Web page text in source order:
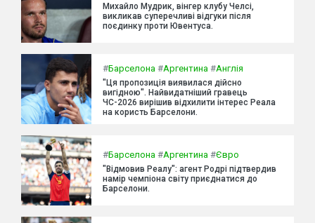
Михайло Мудрик, вінгер клубу Челсі,
викликав суперечливі відгуки після
поєдинку проти Ювентуса.
#Барселона #Аргентина #Англія
"Ця пропозиція виявилася дійсно
вигідною". Найвидатніший гравець
ЧС-2026 вирішив відхилити інтерес Реала
на користь Барселони.
#Барселона #Аргентина #Євро
"Відмовив Реалу": агент Родрі підтвердив
намір чемпіона світу приєднатися до
Барселони.